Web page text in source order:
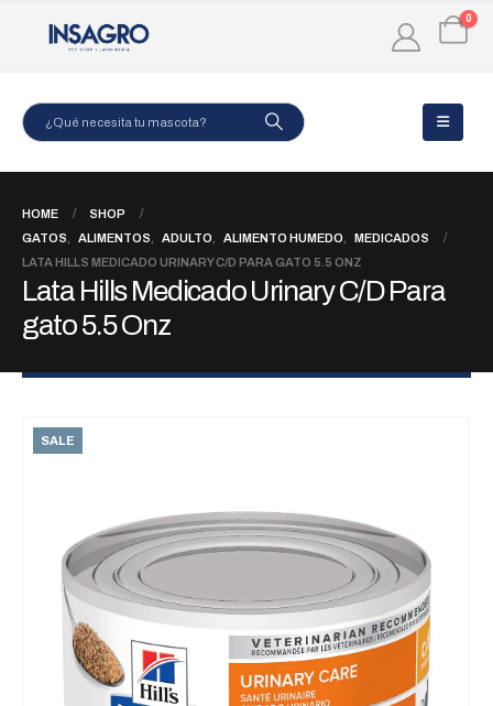
0
HOME
SHOP
GATOS
ALIMENTOS ADULTO ALIMENTO HUMEDO
MEDICADOS
LATA HILLS MEDICADO URINARY C/D PARA GATO 5.5 ONZ
Lata Hills Medicado Urinary C/D Para
gato 5.5 Onz
SALE